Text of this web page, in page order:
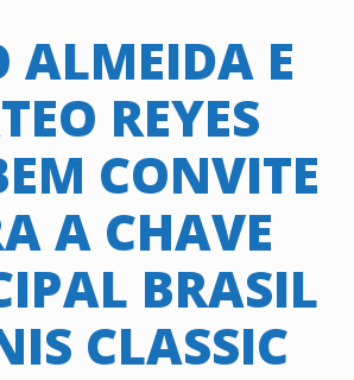
ALMEIDA E
REYES
CONVITE
A CHAVE
BRASIL
CLASSIC